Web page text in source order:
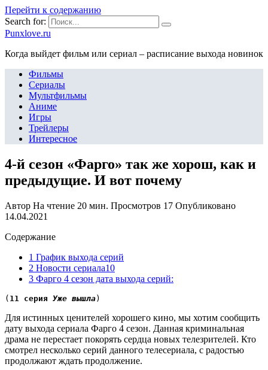
Перейти к содержанию
Search for:
Punxlove.ru
Когда выйдет фильм или сериал – расписание выхода новинок
Фильмы
Сериалы
Мультфильмы
Аниме
Игры
Трейлеры
Интересное
4-й сезон «Фарго» так же хорош, как и
предыдущие. И вот почему
Автор На чтение 20 мин. Просмотров 17 Опубликовано
14.04.2021
Содержание
1 График выхода серий
2 Новости сериала10
3 Фарго 4 сезон дата выхода серий:
( 11 серия Уже вышла)
Для истинных ценителей хорошего кино, мы хотим сообщить
дату выхода сериала Фарго 4 сезон. Данная криминальная
драма не перестает покорять сердца новых телезрителей. Кто
смотрел несколько серий данного телесериала, с радостью
продолжают ждать продолжение.